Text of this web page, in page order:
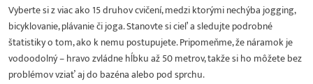
Vyberte si z viac ako 15 druhov cvičení, medzi ktorými nechýba jogging,
bicyklovanie, plávanie či joga. Stanovte si cieľ a sledujte podrobné
štatistiky o tom, ako k nemu postupujete. Pripomeňme, že náramok je
vodoodolný – hravo zvládne hĺbku až 50 metrov, takže si ho môžete bez
problémov vziať aj do bazéna alebo pod sprchu.